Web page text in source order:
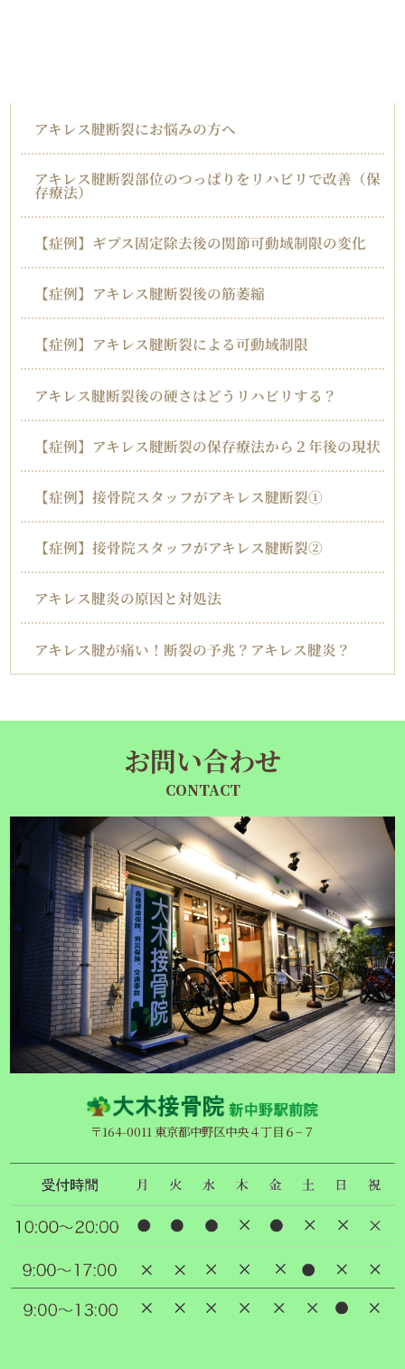
アキレス腱断裂にお悩みの方へ
アキレス腱断裂部位のつっぱりをリハビリで改善（保
存療法）
【症例】ギプス固定除去後の関節可動域制限の変化
【症例】アキレス腱断裂後の筋萎縮
【症例】アキレス腱断裂による可動域制限
アキレス腱断裂後の硬さはどうリハビリする？
【症例】アキレス腱断裂の保存療法から２年後の現状
【症例】接骨院スタッフがアキレス腱断裂①
【症例】接骨院スタッフがアキレス腱断裂②
アキレス腱炎の原因と対処法
アキレス腱が痛い！断裂の予兆？アキレス腱炎？
お問い合わせ
CONTACT
〒164-0011 東京都中野区中央４丁目６−７